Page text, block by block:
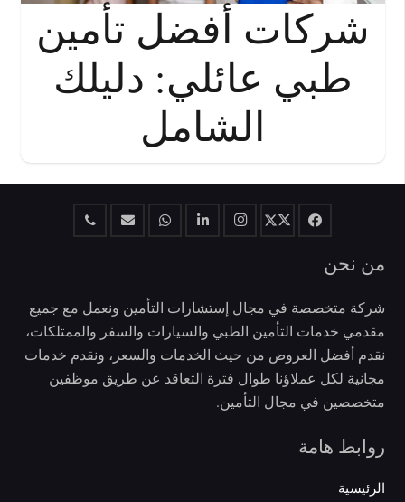
شركات أفضل تأمين
طبي عائلي: دليلك
الشامل
من نحن
شركة متخصصة في مجال إستشارات التأمين ونعمل مع جميع
مقدمي خدمات التأمين الطبي والسيارات والسفر والممتلكات،
نقدم أفضل العروض من حيث الخدمات والسعر، ونقدم خدمات
مجانية لكل عملاؤنا طوال فترة التعاقد عن طريق موظفين
متخصصين في مجال التأمين.
روابط هامة
الرئيسية